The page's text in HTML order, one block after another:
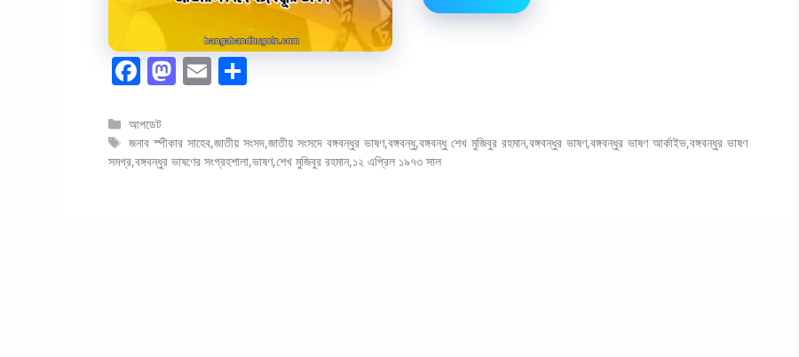
F
e
b
M
d
E
ai
l e
বিভাগ
সমূহ
আপডেট
ট্যাগ
সমূহ
জনাব স্পীকার সাহেব,জাতীয় সংসদ,জাতীয় সংসদে বঙ্গবন্ধুর ভাষণ,বঙ্গবন্ধু,বঙ্গবন্ধু শেখ মুজিবুর রহমান,বঙ্গবন্ধুর ভাষণ,বঙ্গবন্ধুর ভাষণ আর্কাইভ,বঙ্গবন্ধুর ভাষণ
সমগ্র,বঙ্গবন্ধুর ভাষণের সংগ্রহশালা,ভাষণ,শেখ মুজিবুর রহমান,১২ এপ্রিল ১৯৭৩ সাল